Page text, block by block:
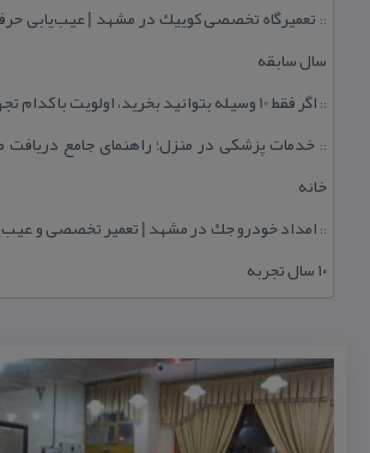
::
سال سابقه
:: اگر فقط 10 وسیله بتوانید بخرید، اولویت با كدام تجهیزات است؟
:: خدمات پزشكی در منزل؛ راهنمای جامع دریافت
خانه
::
۱۰ سال تجربه